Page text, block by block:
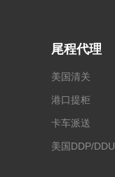
尾程代理
美国清关
港口提柜
卡车派送
美国DDP/DDU